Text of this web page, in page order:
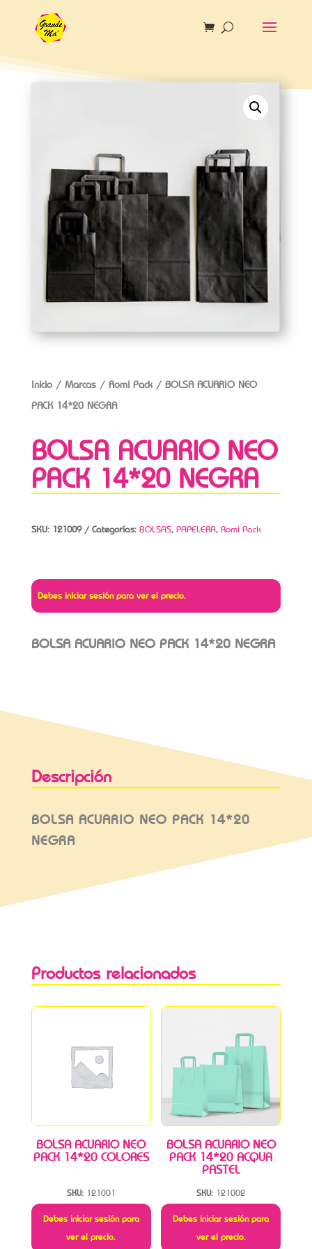
Inicio/ Marcas/ Romi Pack/ BOLSA ACUARIO NEO
PACK 14*20 NEGRA
BOLSA ACUARIO NEO
PACK 14*20 NEGRA
SKU: 121009 Categorías: BOLSAS, PAPELERA, Romi Pack
Debes iniciar sesión para ver el precio.
BOLSA ACUARIO NEO PACK 14*20 NEGRA
Descripción
BOLSA ACUARIO NEO PACK 14*20
NEGRA
Productos relacionados
BOLSA ACUARIO NEO
PACK 14*20 COLORES
SKU: 121001
Debes iniciar sesión para
ver el precio.
BOLSA ACUARIO NEO
PACK 14*20 ACQUA
PASTEL
SKU: 121002
Debes iniciar sesión para
ver el precio.